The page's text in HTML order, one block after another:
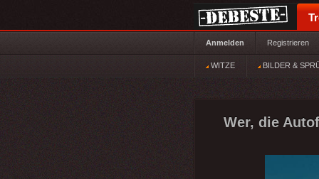
Anmelden Registrieren
WITZE BILDER &
Wer, die